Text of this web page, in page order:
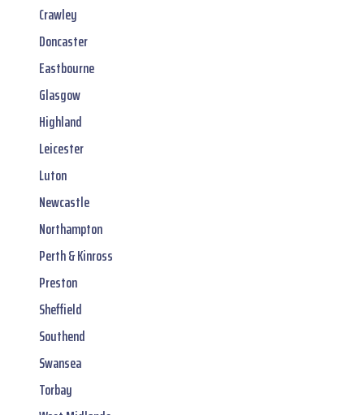
Crawley
Doncaster
Eastbourne
Glasgow
Highland
Leicester
Luton
Newcastle
Northampton
Perth & Kinross
Preston
Sheffield
Southend
Swansea
Torbay